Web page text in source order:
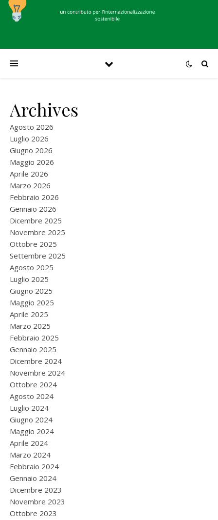
Archives
Agosto 2026
Luglio 2026
Giugno 2026
Maggio 2026
Aprile 2026
Marzo 2026
Febbraio 2026
Gennaio 2026
Dicembre 2025
Novembre 2025
Ottobre 2025
Settembre 2025
Agosto 2025
Luglio 2025
Giugno 2025
Maggio 2025
Aprile 2025
Marzo 2025
Febbraio 2025
Gennaio 2025
Dicembre 2024
Novembre 2024
Ottobre 2024
Agosto 2024
Luglio 2024
Giugno 2024
Maggio 2024
Aprile 2024
Marzo 2024
Febbraio 2024
Gennaio 2024
Dicembre 2023
Novembre 2023
Ottobre 2023